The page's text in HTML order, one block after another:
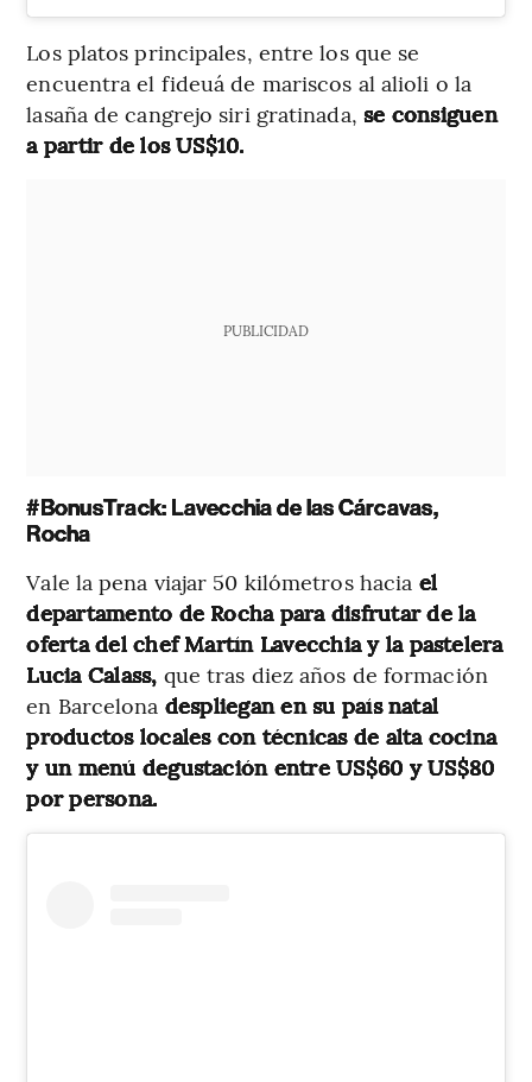
Los platos principales, entre los que se
encuentra el fideuá de mariscos al alioli o la
lasaña de cangrejo siri gratinada, se consiguen
a partir de los US$10.
PUBLICIDAD
#BonusTrack: Lavecchia de las Cárcavas,
Rocha
Vale la pena viajar 50 kilómetros hacia el
departamento de Rocha para disfrutar de la
oferta del chef Martín Lavecchia y la pastelera
Lucia Calass, que tras diez años de formación
en Barcelona despliegan en su país natal
productos locales con técnicas de alta cocina
y un menú degustación entre US$60 y US$80
por persona.